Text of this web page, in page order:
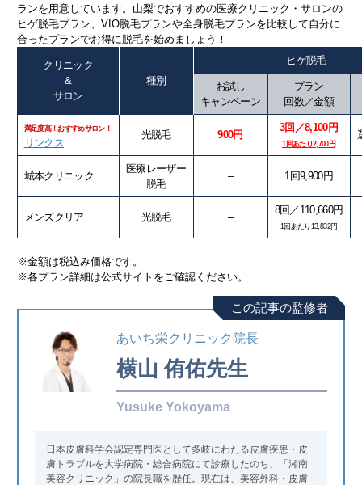
ランを用意しています。山梨でおすすめの医療クリニック・サロンの
ヒゲ脱毛プラン、VIO脱毛プランや全身脱毛プランを比較して自分に
合ったプランでお得に脱毛を始めましょう！
クリニック
&
サロン
種別
ヒゲ脱毛
お試し
キャンペーン
プラン
回数／金額
満足度高！おすすめサロン！
リンクス
光脱毛 900円
3回／8,100円
1回あたり2,700円
城本クリニック
医療レーザー
脱毛
– 1回9,900円
メンズクリア 光脱毛 –
8回／110,660円
1回あたり13,832円
※金額は税込み価格です。
※各プラン詳細は公式サイトをご確認ください。
この記事の監修者
あいち栄クリニック院長
横山 侑佑先生
Yusuke Yokoyama
日本皮膚科学会認定専門医として多岐にわたる皮膚疾患・皮
膚トラブルを大学病院・総合病院にて診療したのち、「湘南
美容クリニック」の院長職を歴任。現在は、美容外科・皮膚